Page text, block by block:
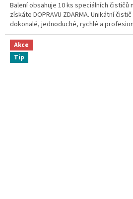
Balení obsahuje 10 ks speciálních čističů
získáte DOPRAVU ZDARMA. Unikátní
dokonalé, jednoduché, rychlé a
Akce
Tip